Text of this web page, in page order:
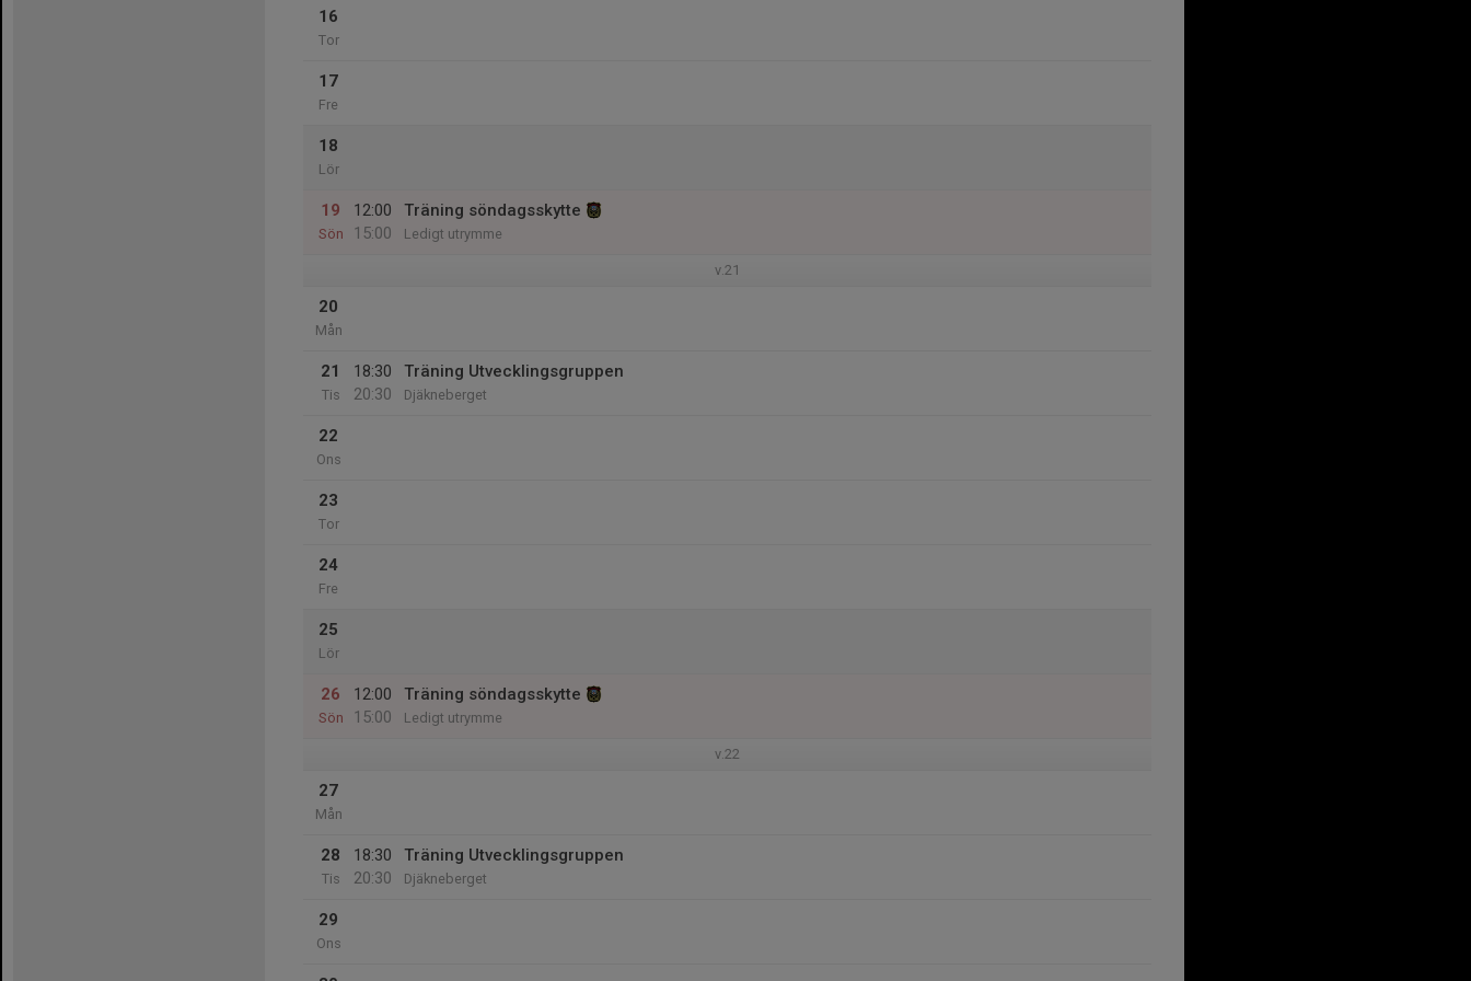
16
Tor
17
Fre
18
Lör
19
Sön
12:00
15:00
Träning söndagsskytte
Ledigt utrymme
v.21
20
Mån
21
Tis
18:30
20:30
Träning Utvecklingsgruppen
Djäkneberget
22
Ons
23
Tor
24
Fre
25
Lör
26
Sön
12:00
15:00
Träning söndagsskytte
Ledigt utrymme
v.22
27
Mån
28
Tis
18:30
20:30
Träning Utvecklingsgruppen
Djäkneberget
29
Ons